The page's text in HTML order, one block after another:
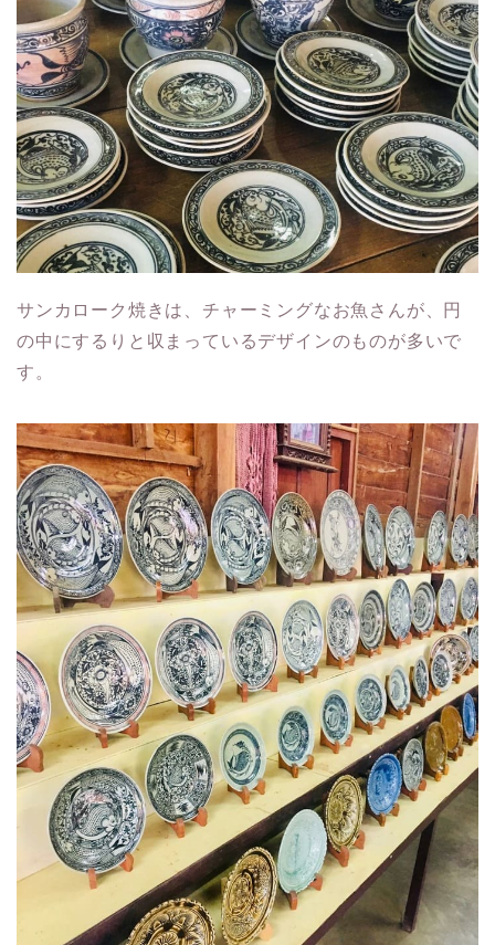
サンカローク焼きは、チャーミングなお魚さんが、円
の中にするりと収まっているデザインのものが多いで
す。